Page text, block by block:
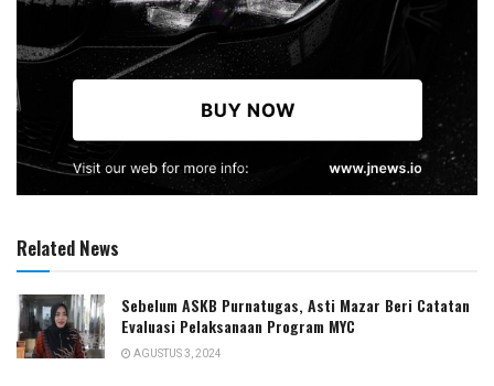
Related News
Sebelum ASKB Purnatugas, Asti Mazar Beri Catatan
Evaluasi Pelaksanaan Program MYC
AGUSTUS 3, 2024